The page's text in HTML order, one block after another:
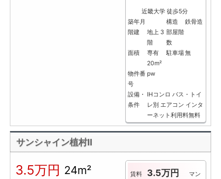
近畿大学 徒歩5分
築年月
構造
鉄骨造
階建
地上 3
階
部屋階
数
面積
専有
20m²
駐車場無
物件番
号
pw
設備・
条件
IHコンロ バス・トイ
レ別 エアコン インタ
ーネット利用料無料
サンシャイン植村Ⅱ
3.5万円 24m² 賃料 3.5万円
マン